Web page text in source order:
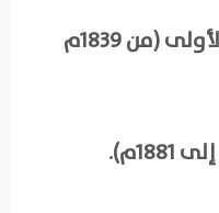
· ثانيًا: مستوطنات المرحلة الأولى (من 1839م